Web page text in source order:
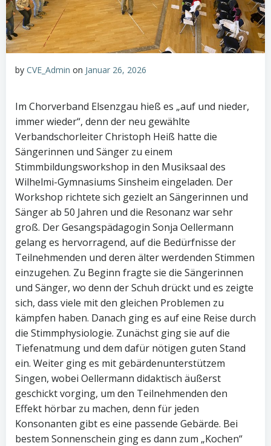
by CVE_Admin on Januar 26, 2026
Im Chorverband Elsenzgau hieß es „auf und nieder,
immer wieder“, denn der neu gewählte
Verbandschorleiter Christoph Heiß hatte die
Sängerinnen und Sänger zu einem
Stimmbildungsworkshop in den Musiksaal des
Wilhelmi-Gymnasiums Sinsheim eingeladen. Der
Workshop richtete sich gezielt an Sängerinnen und
Sänger ab 50 Jahren und die Resonanz war sehr
groß. Der Gesangspädagogin Sonja Oellermann
gelang es hervorragend, auf die Bedürfnisse der
Teilnehmenden und deren älter werdenden Stimmen
einzugehen. Zu Beginn fragte sie die Sängerinnen
und Sänger, wo denn der Schuh drückt und es zeigte
sich, dass viele mit den gleichen Problemen zu
kämpfen haben. Danach ging es auf eine Reise durch
die Stimmphysiologie. Zunächst ging sie auf die
Tiefenatmung und dem dafür nötigen guten Stand
ein. Weiter ging es mit gebärdenunterstützem
Singen, wobei Oellermann didaktisch äußerst
geschickt vorging, um den Teilnehmenden den
Effekt hörbar zu machen, denn für jeden
Konsonanten gibt es eine passende Gebärde. Bei
bestem Sonnenschein ging es dann zum „Kochen“